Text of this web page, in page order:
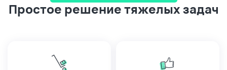
Простое решение тяжелых задач